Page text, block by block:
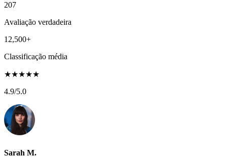
207
Avaliação verdadeira
12,500+
Classificação média
★★★★★
4.9/5.0
Sarah M.